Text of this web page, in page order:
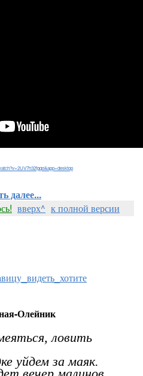
далее...
вверх^ к полной версии
Олейник
ловить
уйдем за маяк.